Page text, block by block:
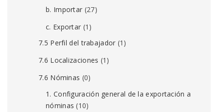
b. Importar (27)
c. Exportar (1)
7.5 Perfil del trabajador (1)
7.6 Localizaciones (1)
7.6 Nóminas (0)
1. Configuración general de la exportación a
nóminas (10)